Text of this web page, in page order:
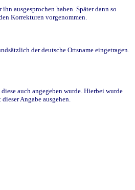
ausgesprochen haben. Später dann so
Korrekturen vorgenommen.
der deutsche Ortsname eingetragen.
auch angegeben wurde. Hierbei wurde
Angabe ausgehen.